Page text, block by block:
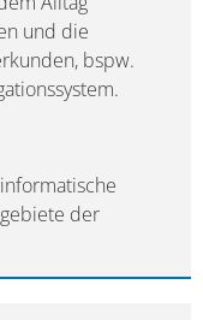
und die
bspw.
der